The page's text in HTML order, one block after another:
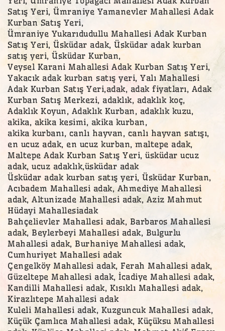
Satış Yeri, Ümraniye Yamanevler Mahallesi Adak
Kurban Satış Yeri,
Ümraniye Yukarıdudullu Mahallesi Adak Kurban
Satış Yeri, Üsküdar adak, Üsküdar adak kurban
satış yeri, Üsküdar Kurban,
Veysel Karani Mahallesi Adak Kurban Satış Yeri,
Yakacık adak kurban satış yeri, Yalı Mahallesi
Adak Kurban Satış Yeri,adak, adak fiyatları, Adak
Kurban Satış Merkezi, adaklık, adaklık koç,
Adaklık Koyun, Adaklık Kurban, adaklık kuzu,
akika, akika kesimi, akika kurban,
akika kurbanı, canlı hayvan, canlı hayvan satışı,
en ucuz adak, en ucuz kurban, maltepe adak,
Maltepe Adak Kurban Satış Yeri, üsküdar ucuz
adak, ucuz adaklık,üsküdar adak
Üsküdar adak kurban satış yeri, Üsküdar Kurban,
Acıbadem Mahallesi adak, Ahmediye Mahallesi
adak, Altunizade Mahallesi adak, Aziz Mahmut
Hüdayi Mahallesiadak
Bahçelievler Mahallesi adak, Barbaros Mahallesi
adak, Beylerbeyi Mahallesi adak, Bulgurlu
Mahallesi adak, Burhaniye Mahallesi adak,
Cumhuriyet Mahallesi adak
Çengelköy Mahallesi adak, Ferah Mahallesi adak,
Güzeltepe Mahallesi adak, İcadiye Mahallesi adak,
Kandilli Mahallesi adak, Kısıklı Mahallesi adak,
Kirazlıtepe Mahallesi adak
Kuleli Mahallesi adak, Kuzguncuk Mahallesi adak,
Küçük Çamlıca Mahallesi adak, Küçüksu Mahallesi